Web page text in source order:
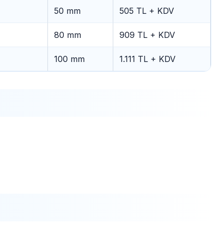
50 mm 505 TL + KDV
80 mm 909 TL + KDV
100 mm 1.111 TL + KDV